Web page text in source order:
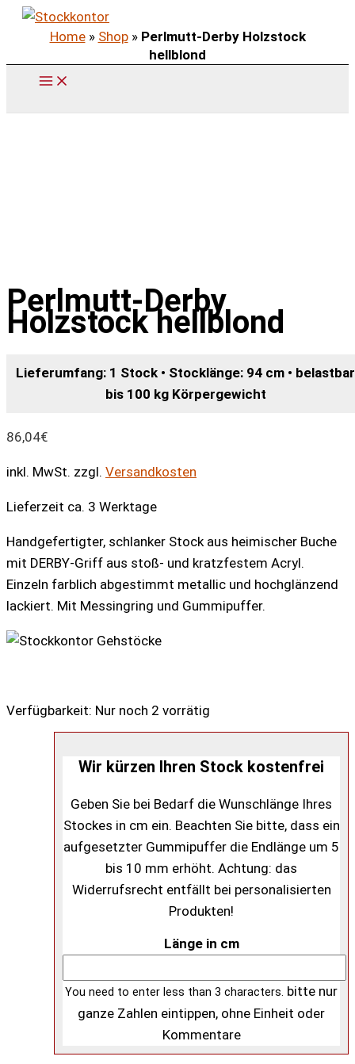
Zum
Home» Shop» Perlmutt-Derby Holzstock
hellblond
Perlmutt-Derby
Holzstock hellblond
Lieferumfang: 1 Stock • Stocklänge: 94 cm • belastbar
bis 100 kg Körpergewicht
86,04€
inkl. MwSt. zzgl. Versandkosten
Lieferzeit ca. 3 Werktage
Handgefertigter, schlanker Stock aus heimischer Buche
mit DERBY-Griff aus stoß- und kratzfestem Acryl.
Einzeln farblich abgestimmt metallic und hochglänzend
lackiert. Mit Messingring und Gummipuffer.
Verfügbarkeit: Nur noch 2 vorrätig
Wir kürzen Ihren Stock kostenfrei
Geben Sie bei Bedarf die Wunschlänge Ihres
Stockes in cm ein. Beachten Sie bitte, dass ein
aufgesetzter Gummipuffer die Endlänge um 5
bis 10 mm erhöht. Achtung: das
Widerrufsrecht entfällt bei personalisierten
Produkten!
Länge in cm
You need to enter less than 3 characters. bitte nur
ganze Zahlen eintippen, ohne Einheit oder
Kommentare